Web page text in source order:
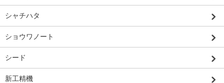
シャチハタ
ショウワノート
シード
新工精機